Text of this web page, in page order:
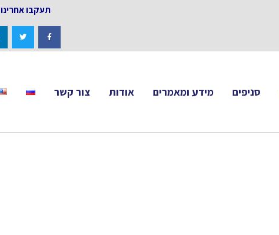
תעקבו אחרינו
סניפים מידע ומאמרים אודות צור קשר